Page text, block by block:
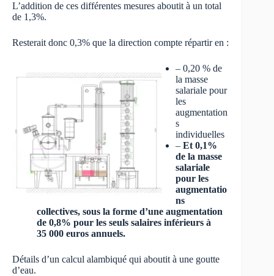
L’addition de ces différentes mesures aboutit à un total
de 1,3%.
Resterait donc 0,3% que la direction compte répartir en :
– 0,20 % de
la masse
salariale pour
les
augmentation
s
individuelles
– Et 0,1%
de la masse
salariale
pour les
augmentatio
ns
collectives, sous la forme d’une augmentation
de 0,8% pour les seuls salaires inférieurs à
35 000 euros annuels.
Détails d’un calcul alambiqué qui aboutit à une goutte
d’eau.